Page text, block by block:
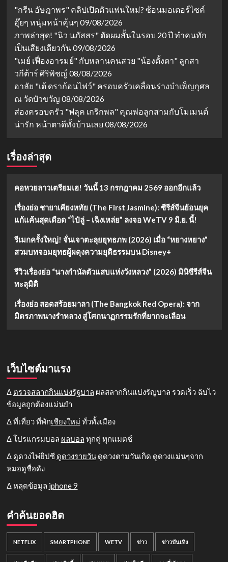
"กรีน อัษฎาพร" คลิปเปิดตัวแฟนใหม่? ซ้อนมอเตอร์ไซค์
อุ๊ยๆ หนุ่มหน้าคุ้นๆ 09/08/2026
ภาพล่าสุด! "นิว นภัสสร" ตัดผมสั้นในรอบ 20 ปี ทำคนทัก
เป็นเสียงเดียวกัน09/08/2026
"เมย์ เฟื่องอารมย์" กับหลานคนสวย "น้องตั้งตา" ลูกสา
วกีต้าร์ ศิริพิชญ์ 08/08/2026
อาลัย "เต้ ดราก้อนไฟว์" ครอบครัวเคลื่อนร่างบำเพ็ญกุศล
ณ วัดบัวขวัญ 08/08/2026
ส่องครอบครัว "ฟลุค เกริกพล" คุณพ่อลูกสามกับโมเมนต์
น่ารัก หน้าตาดีทั้งบ้านเลย 08/08/2026
เรื่องล่าสุด
คอหวยลาวเตรียมเฮ! วันนี้ 13 กรกฎาคม 2569 ออกอีกแล้ว
เรื่องย่อ ชายาเคียงหทัย (The First Jasmine): ซีรีส์จีนย้อนยุค
แก้แค้นสุดเดือด “ไป๋ลู่ – เฉิงเหล่ย” ลงจอ WeTV 9 มิ.ย. นี้!
รีเมกครั้งใหญ่! จั่นเจาตะลุยยุทธภพ (2026) เมื่อ “หยางหยาง”
สวมบทจอมยุทธผู้ผดุงความยุติธรรมบน Disney+
รีวิวเรื่องย่อ “นางกำนัลตัวแสบแห่งวังหลวง” (2026) มินิซีรีส์จีน
ทะลุมิติ
เรื่องย่อ สอดสร้อยมาลา (The Bangkok Red Opera): จาก
มิตรภาพนางรำหลวง สู่โศกนาฏกรรมรักที่ยากจะเลือน
เว็บไซต์มาแรง
Δ ตรวจสลากกินแบ่งรัฐบาล ผลสลากกินแบ่งรัญบาล รวดเร็ว ฉับไว
ข้อมูลถูกต้องแม่นยำ
Δ ที่เที่ยว ที่พักเชียงใหม่ ทั่วทั้งเมือง
Δ โปรแกรมบอล ผลบอล ทุกคู่ ทุกแมตช์
Δ ดูดวงไพ่ยิปซี ดูดวงรายวันดูดวงตามวันเกิด ดูดวงแม่นๆจาก
หมอดูชื่อดัง
Δ หลุดข้อมูล iphone 9
คำค้นยอดฮิต
NETFLIX SMARTPHONE WETV ข่าว ข่าวบันเทิง